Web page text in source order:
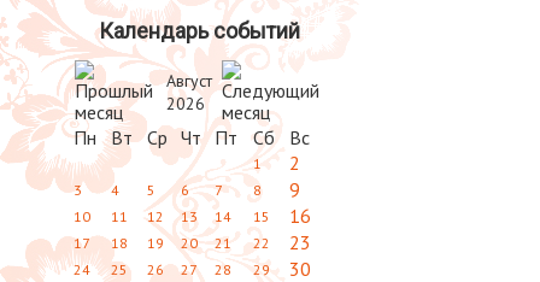
Календарь событий
Август
2026
Пн Вт Ср Чт Пт Сб Вс
1 2
3 4 5 6 7 8 9
10 11 12 13 14 15 16
17 18 19 20 21 22 23
24 25 26 27 28 29 30